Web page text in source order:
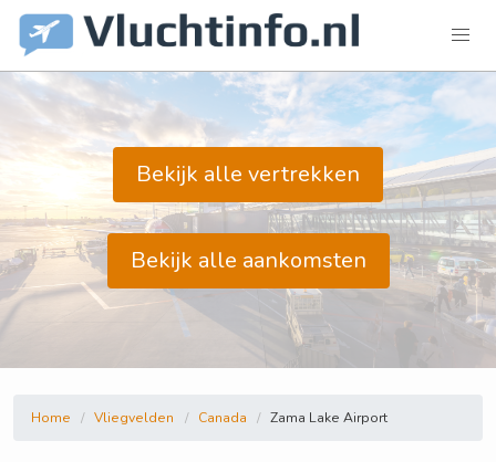
Bekijk alle vertrekken
Bekijk alle aankomsten
Home Vliegvelden Canada Zama Lake Airport